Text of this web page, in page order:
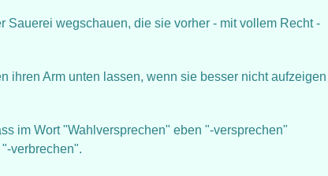
Sauerei wegschauen, die sie vorher - mit vollem Recht -
ihren Arm unten lassen, wenn sie besser nicht aufzeigen
im Wort "Wahlversprechen" eben "-versprechen"
verbrechen".